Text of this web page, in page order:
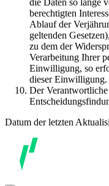
die Daten so lange
berechtigten
Ablauf der
geltenden
zu dem der
Verarbeitung Ihrer
Einwilligung, so
dieser Einwilligung.
Der
Datum der letzten